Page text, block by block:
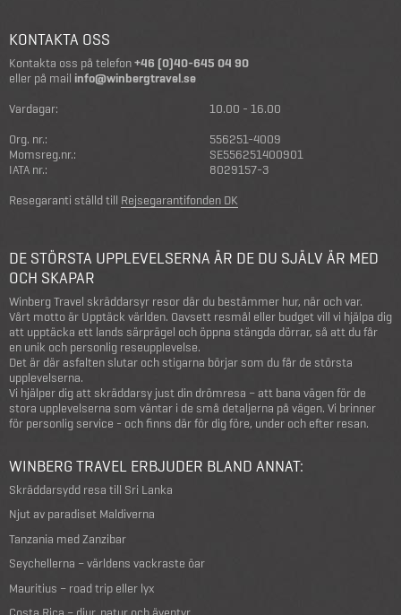
KONTAKTA OSS
Kontakta oss på telefon+46 (0)40-645 04 90
eller på mail info@winbergtravel.se
Vardagar:
10.00 - 16.00
Org. nr.:
556251-4009
Momsreg.nr.:
SE556251400901
IATA nr.:
8029157-3
Resegaranti ställd till Rejsegarantifonden DK
DE STÖRSTA UPPLEVELSERNA ÄR DE DU SJÄLV ÄR MED
OCH SKAPAR
Winberg Travel skräddarsyr resor där du bestämmer hur, när och var.
Vårt motto är Upptäck världen. Oavsett resmål eller budget vill vi hjälpa dig
att upptäcka ett lands särprägel och öppna stängda dörrar, så att du får
en unik och personlig reseupplevelse.
Det är där asfalten slutar och stigarna börjar som du får de största
upplevelserna.
Vi hjälper dig att skräddarsy just din drömresa – att bana vägen för de
stora upplevelserna som väntar i de små detaljerna på vägen. Vi brinner
för personlig service - och finns där för dig före, under och efter resan.
WINBERG TRAVEL ERBJUDER BLAND ANNAT:
Skräddarsydd resa till Sri Lanka
Njut av paradiset Maldiverna
Tanzania med Zanzibar
Seychellerna – världens vackraste öar
Mauritius – road trip eller lyx